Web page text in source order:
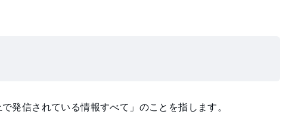
発信されている情報すべて」のことを指します。